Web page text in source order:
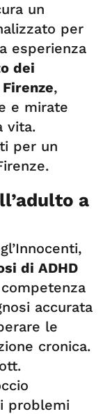
un
per
esperienza
dei
,
e mirate
vita.
per un
a
di ADHD
accurata
le
cronica.
problemi